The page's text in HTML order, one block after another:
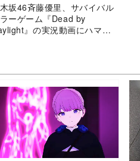
坂46斉藤優里、サバイバル
ーゲーム『Dead by
』の実況動画にハマっ